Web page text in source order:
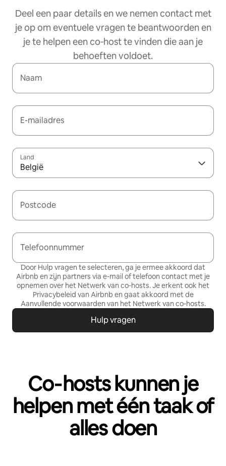
Deel een paar details en we nemen contact met
je op om eventuele vragen te beantwoorden en
je te helpen een co‑host te vinden die aan je
behoeften voldoet.
Naam
E-mailadres
Land
België
Postcode
Telefoonnummer
Door Hulp vragen te selecteren, ga je ermee akkoord dat
Airbnb en zijn partners via e-mail of telefoon contact met je
opnemen over het Netwerk van co‑hosts. Je erkent ook het
Privacybeleid van Airbnb en gaat akkoord met de
Aanvullende voorwaarden van het Netwerk van co-hosts.
Hulp vragen
Co‑hosts kunnen je
helpen met één taak of
alles doen